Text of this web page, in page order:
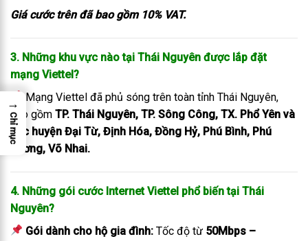
Giá cước trên đã bao gồm 10% VAT.
3. Những khu vực nào tại Thái Nguyên được lắp đặt
mạng Viettel?
Mạng Viettel đã phủ sóng trên toàn tỉnh Thái Nguyên,
bao gồm TP. Thái Nguyên, TP. Sông Công, TX. Phổ Yên và
các huyện Đại Từ, Định Hóa, Đồng Hỷ, Phú Bình, Phú
Lương, Võ Nhai.
4. Những gói cước Internet Viettel phổ biến tại Thái
Nguyên?
Gói dành cho hộ gia đình: Tốc độ từ 50Mbps –
→
Chỉ mục